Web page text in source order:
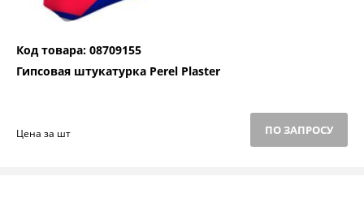
Код товара: 08709155
Гипсовая штукатурка Perel Plaster
Цена за шт ПО ЗАПРОСУ